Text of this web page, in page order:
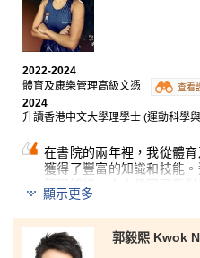
2022-2024
體育及康樂管理高級文憑
查看
2024
升讀香港中文大學理學士 (運動科學
在書院的兩年裡，我從體
獲得了豐富的知識和技能
管理知識，大大鞏固了我
的未來事業做好準備，而多
引和激發了我的興趣，這
的知識，例如體育項目推
識。
顯示更多
郭毅熙 Kwok